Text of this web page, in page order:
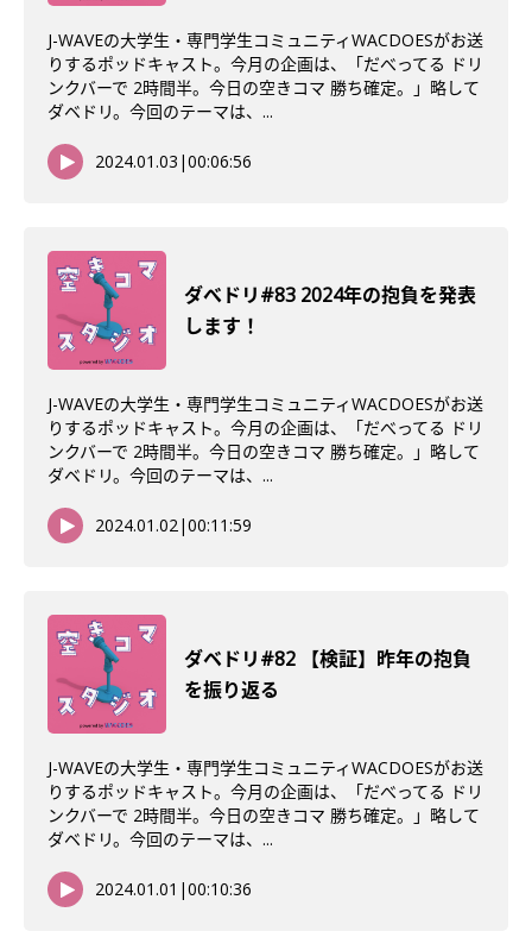
J-WAVEの大学生・専門学生コミュニティWACDOESがお送
りするポッドキャスト。今月の企画は、「だべってる ドリ
ンクバーで 2時間半。今日の空きコマ 勝ち確定。」略して
ダベドリ。今回のテーマは、...
2024.01.03 |00:06:56
ダべドリ#83 2024年の抱負を発表
します！
J-WAVEの大学生・専門学生コミュニティWACDOESがお送
りするポッドキャスト。今月の企画は、「だべってる ドリ
ンクバーで 2時間半。今日の空きコマ 勝ち確定。」略して
ダベドリ。今回のテーマは、...
2024.01.02|00:11:59
ダベドリ#82 【検証】昨年の抱負
を振り返る
J-WAVEの大学生・専門学生コミュニティWACDOESがお送
りするポッドキャスト。今月の企画は、「だべってる ドリ
ンクバーで 2時間半。今日の空きコマ 勝ち確定。」略して
ダベドリ。今回のテーマは、...
2024.01.01 |00:10:36